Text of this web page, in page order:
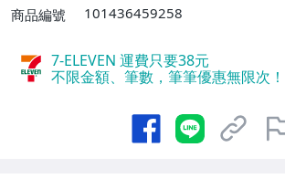
商品編號
101436459258
7-ELEVEN 運費只要38元
不限金額、筆數，筆筆優惠無限次！